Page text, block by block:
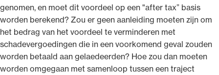
genomen, en moet dit voordeel op een "after tax” basis
worden berekend? Zou er geen aanleiding moeten zijn om
het bedrag van het voordeel te verminderen met
schadevergoedingen die in een voorkomend geval zouden
worden betaald aan gelaedeerden? Hoe zou dan moeten
worden omgegaan met samenloop tussen een traject